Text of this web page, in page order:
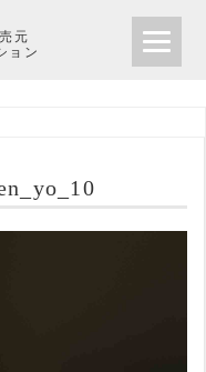
元
ョン